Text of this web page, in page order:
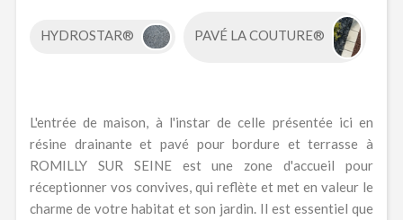
HYDROSTAR® PAVÉ LA COUTURE®
L'entrée de maison, à l'instar de celle présentée ici en
résine drainante et pavé pour bordure et terrasse à
ROMILLY SUR SEINE est une zone d'accueil pour
réceptionner vos convives, qui reflète et met en valeur le
charme de votre habitat et son jardin. Il est essentiel que